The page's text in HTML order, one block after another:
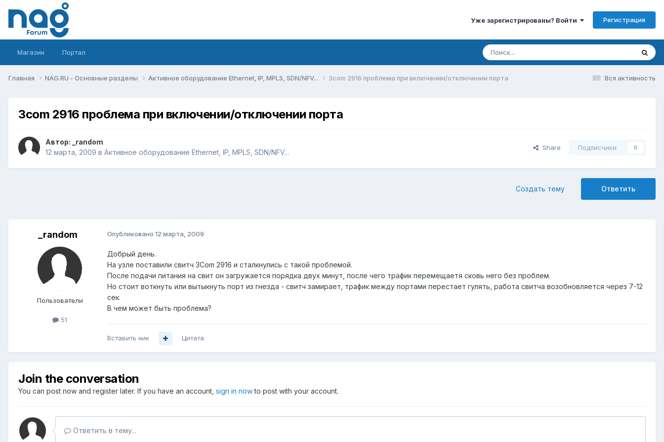
Уже зарегистрированы? Войти Регистрация
Магазин Портал
Вся активность
Главная NAG.RU - Основные разделы Активное оборудование Ethernet, IP, MPLS, SDN/NFV... 3com 2916 проблема при включении/отключении порта
3com 2916 проблема при включении/отключении порта
Автор:
_random
12 марта, 2009 в Активное оборудование Ethernet, IP, MPLS, SDN/NFV...
Share Подписчики 0
Ответить
Создать тему
_random
Пользователи
51
Опубликовано 12 марта, 2009
Добрый день.
На узле поставили свитч 3Com 2916 и сталкнулись с такой проблемой.
После подачи питания на свит он загружается порядка двух минут, после чего трафик перемещаетя сковь него без проблем.
Но стоит воткнуть или вытыкнуть порт из гнезда - свитч замирает, трафик между портами перестает гулять, работа свитча возобновляется через 7-12
сек.
В чем может быть проблема?
Вставить ник Цитата
Join the conversation
You can post now and register later. If you have an account, sign in nowto post with your account.
Ответить в тему...